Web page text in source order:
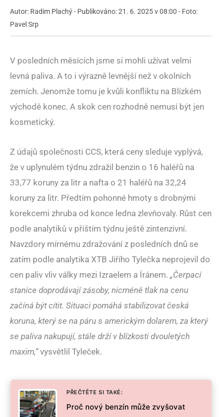
Autor: Radim Plachý - Publikováno: 21. 6. 2025 v 08:00 - Foto:
Pavel Srp
V posledních měsících jsme si mohli užívat velmi
levná paliva. A to i výrazně levnější než v okolních
zemích. Jenomže tomu je kvůli konfliktu na Blízkém
východě konec. A skok cen rozhodně nemusí být jen
kosmetický.
Z údajů společnosti CCS, která ceny sleduje vyplývá,
že v uplynulém týdnu zdražil benzin o 16 haléřů na
33,77 koruny za litr a nafta o 21 haléřů na 32,24
koruny za litr. Předtím pohonné hmoty s drobnými
korekcemi zhruba od konce ledna zlevňovaly. Růst cen
podle analytiků v příštím týdnu ještě zintenzivní.
Navzdory mírnému zdražování z posledních dnů se
zatím podle analytika XTB Jiřího Tylečka neprojevil do
cen paliv vliv války mezi Izraelem a Íránem. „Čerpací
stanice doprodávají zásoby, nicméně tlak na cenu
začíná být cítit. Situaci pomáhá stabilizovat česká
koruna, který se na páru s americkým dolarem, za který
se paliva nakupují, stále drží v blízkosti dvouletých
maxim,“vysvětlil Tyleček.
PŘEČTĚTE SI TAKÉ:
Proč nový benzín může zvyšovat